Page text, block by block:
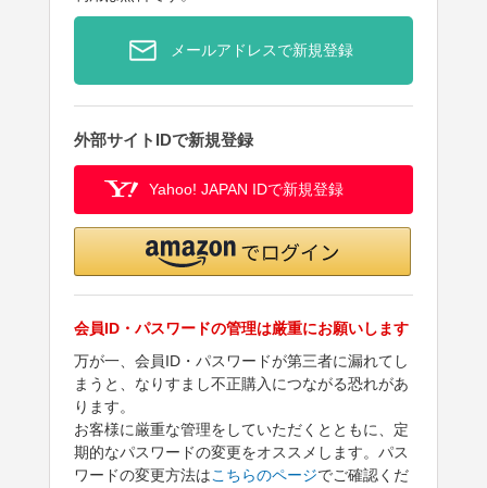
メールアドレスで新規登録
外部サイトIDで新規登録
Yahoo! JAPAN IDで新規登録
会員ID・パスワードの管理は厳重にお願いします
万が一、会員ID・パスワードが第三者に漏れてし
まうと、なりすまし不正購入につながる恐れがあ
ります。
お客様に厳重な管理をしていただくとともに、定
期的なパスワードの変更をオススメします。パス
ワードの変更方法はこちらのページでご確認くだ